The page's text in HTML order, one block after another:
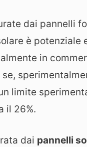
dai pannelli
è potenziale
in
limite
il 26%.
dai pannelli